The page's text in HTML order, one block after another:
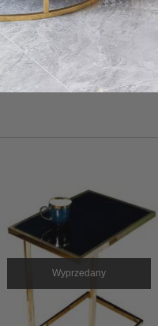
Wyprzedany